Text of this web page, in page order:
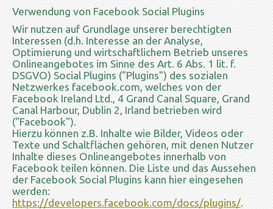
Verwendung von Facebook Social Plugins
Wir nutzen auf Grundlage unserer berechtigten
Interessen (d.h. Interesse an der Analyse,
Optimierung und wirtschaftlichem Betrieb unseres
Onlineangebotes im Sinne des Art. 6 Abs. 1 lit. f.
DSGVO) Social Plugins ("Plugins") des sozialen
Netzwerkes facebook.com, welches von der
Facebook Ireland Ltd., 4 Grand Canal Square, Grand
Canal Harbour, Dublin 2, Irland betrieben wird
("Facebook").
Hierzu können z.B. Inhalte wie Bilder, Videos oder
Texte und Schaltflächen gehören, mit denen Nutzer
Inhalte dieses Onlineangebotes innerhalb von
Facebook teilen können. Die Liste und das Aussehen
der Facebook Social Plugins kann hier eingesehen
werden:
https://developers.facebook.com/docs/plugins/